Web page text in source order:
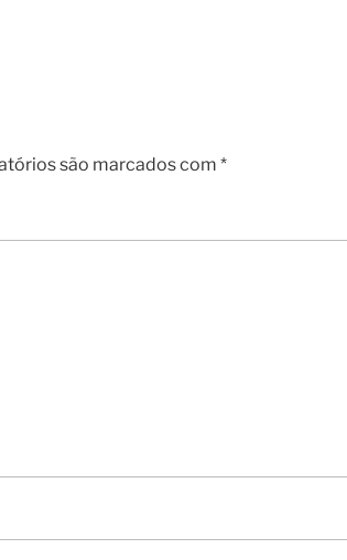
são marcados com *